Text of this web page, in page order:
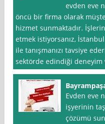
evden eve
öncü bir firma olarak
hizmet sunmaktadır.
etmek istiyorsanız,
ile tanışmanızı tavsiye
sektörde edindiği deneyim
Evden eve
işyerinin
çözümü